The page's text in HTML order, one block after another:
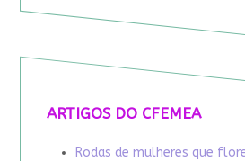
ARTIGOS DO CFEMEA
Rodas de mulheres que